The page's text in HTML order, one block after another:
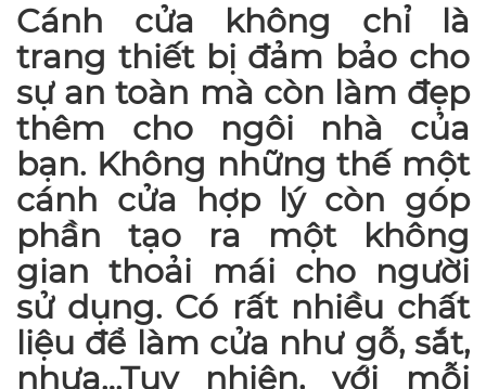
Cánh cửa không chỉ là
trang thiết bị đảm bảo cho
sự an toàn mà còn làm đẹp
thêm cho ngôi nhà của
bạn. Không những thế một
cánh cửa hợp lý còn góp
phần tạo ra một không
gian thoải mái cho người
sử dụng. Có rất nhiều chất
liệu để làm cửa như gỗ, sắt,
nhựa…Tuy nhiên, với mỗi